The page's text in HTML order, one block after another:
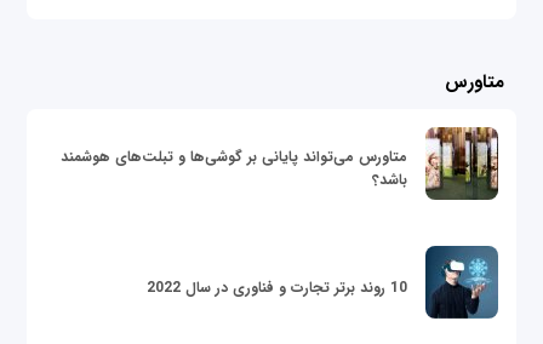
متاورس
متاورس می‌تواند پایانی بر گوشی‌ها و تبلت‌های هوشمند
باشد؟
10 روند برتر تجارت و فناوری در سال 2022